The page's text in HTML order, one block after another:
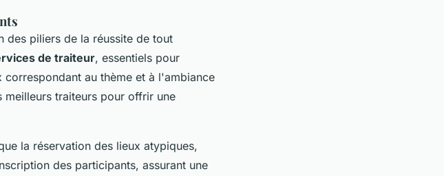
des piliers de la réussite de tout
de traiteur, essentiels pour
au thème et à l'ambiance
traiteurs pour offrir une
la réservation des lieux atypiques,
des participants, assurant une